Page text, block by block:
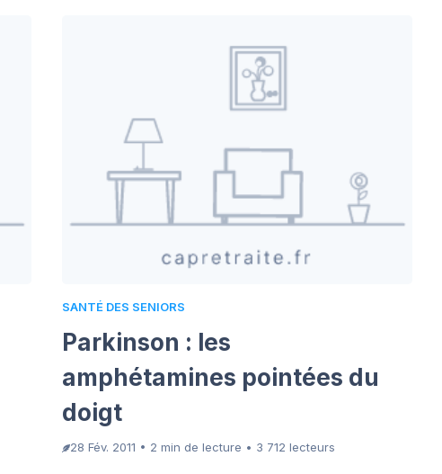
SANTÉ DES SENIORS
Parkinson : les
amphétamines pointées du
doigt
28 Fév. 2011 • 2 min de lecture • 3 712 lecteurs